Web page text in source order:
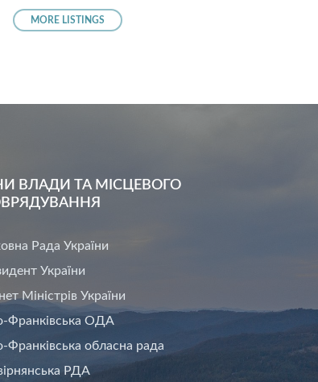
MORE LISTINGS
ВЛАДИ ТА МІСЦЕВОГО
Рада України
України
Міністрів України
Франківська ОДА
Франківська обласна рада
РДА